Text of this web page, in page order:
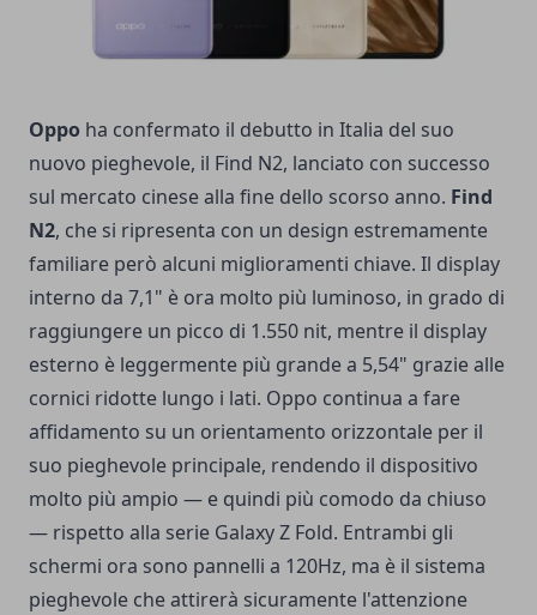
Oppo ha confermato il debutto in Italia del suo
nuovo pieghevole, il Find N2, lanciato con successo
sul mercato cinese alla fine dello scorso anno. Find
N2, che si ripresenta con un design estremamente
familiare però alcuni miglioramenti chiave. Il display
interno da 7,1" è ora molto più luminoso, in grado di
raggiungere un picco di 1.550 nit, mentre il display
esterno è leggermente più grande a 5,54" grazie alle
cornici ridotte lungo i lati. Oppo continua a fare
affidamento su un orientamento orizzontale per il
suo pieghevole principale, rendendo il dispositivo
molto più ampio — e quindi più comodo da chiuso
— rispetto alla serie Galaxy Z Fold. Entrambi gli
schermi ora sono pannelli a 120Hz, ma è il sistema
pieghevole che attirerà sicuramente l'attenzione